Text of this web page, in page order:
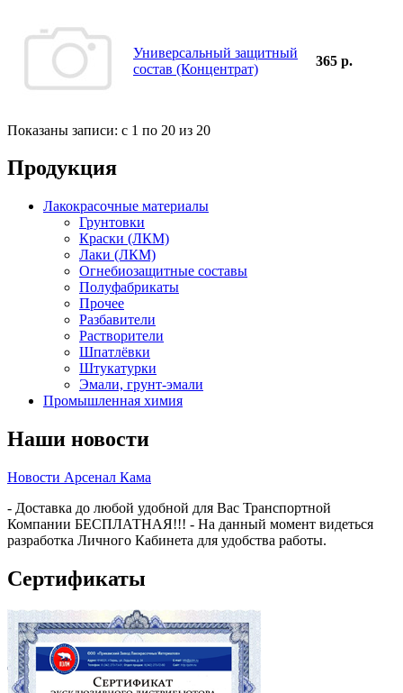
Универсальный защитный
состав (Концентрат)
365 р.
Показаны записи: с 1 по 20 из 20
Продукция
Лакокрасочные материалы
Грунтовки
Краски (ЛКМ)
Лаки (ЛКМ)
Огнебиозащитные составы
Полуфабрикаты
Прочее
Разбавители
Растворители
Шпатлёвки
Штукатурки
Эмали, грунт-эмали
Промышленная химия
Наши новости
Новости Арсенал Кама
- Доставка до любой удобной для Вас Транспортной
Компании БЕСПЛАТНАЯ!!! - На данный момент видеться
разработка Личного Кабинета для удобства работы.
Сертификаты